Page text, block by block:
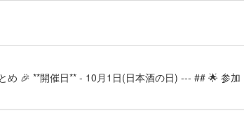
め 🎉 **開催日** - 10月1日(日本酒の日) --- ## 🌟 参加